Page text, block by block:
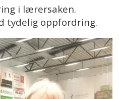
i lærersaken.
tydelig oppfordring.